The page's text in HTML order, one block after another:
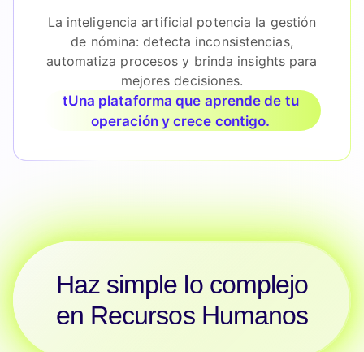
La inteligencia artificial potencia la gestión
de nómina: detecta inconsistencias,
automatiza procesos y brinda insights para
mejores decisiones.
tUna plataforma que aprende de tu
operación y crece contigo.
Haz simple lo complejo
en Recursos Humanos